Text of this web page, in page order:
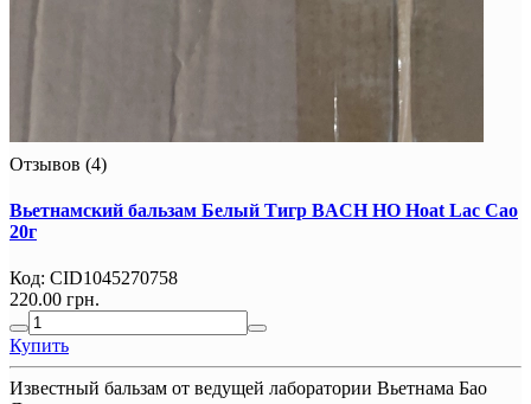
Отзывов (4)
Вьетнамский бальзам Белый Тигр BACH HO Hoat Lac Cao
20г
Код: CID1045270758
220.00 грн.
Купить
Известный бальзам от ведущей лаборатории Вьетнама Бао